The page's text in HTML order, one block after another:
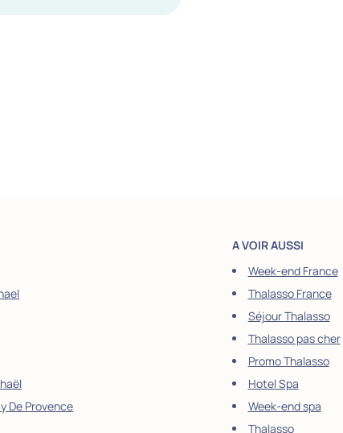
De Provence
A VOIR AUSSI
Week-end France
Thalasso France
Séjour Thalasso
Thalasso pas cher
Promo Thalasso
Hotel Spa
Week-end spa
Thalasso